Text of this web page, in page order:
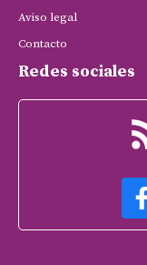
Aviso legal
Contacto
Redes sociales